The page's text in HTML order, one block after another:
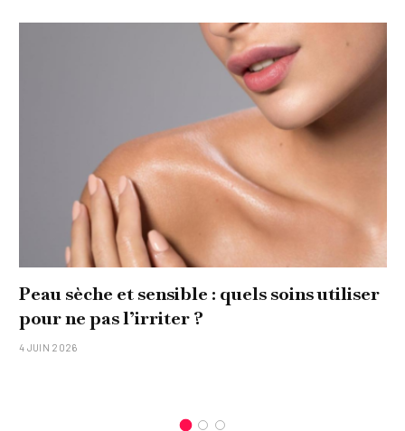
Peau sèche et sensible : quels soins utiliser
pour ne pas l’irriter ?
4 JUIN 2026